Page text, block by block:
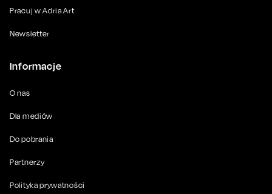
Pracuj w Adria Art
Newsletter
Informacje
O nas
Dla mediów
Do pobrania
Partnerzy
Polityka prywatności